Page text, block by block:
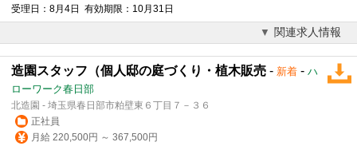
受理日：8月4日 有効期限：10月31日
関連求人情報
造園スタッフ（個人邸の庭づくり・植木販売 - 新着 - ハ
ローワーク春日部
北造園 - 埼玉県春日部市粕壁東６丁目７－３６
正社員
月給 220,500円 ～ 367,500円